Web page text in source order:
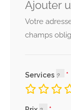
Ajouter
Votre
champs
Services